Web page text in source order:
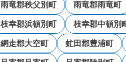
雨竜郡秩父別町 雨竜郡雨竜町
枝幸郡浜頓別町 枝幸郡中頓別町
網走郡大空町 虻田郡豊浦町